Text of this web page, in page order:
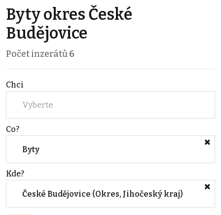
Byty okres České
Budějovice
Počet inzerátů6
Chci
Vyberte
Co?
Byty
Kde?
České Budějovice (Okres, Jihočeský kraj)